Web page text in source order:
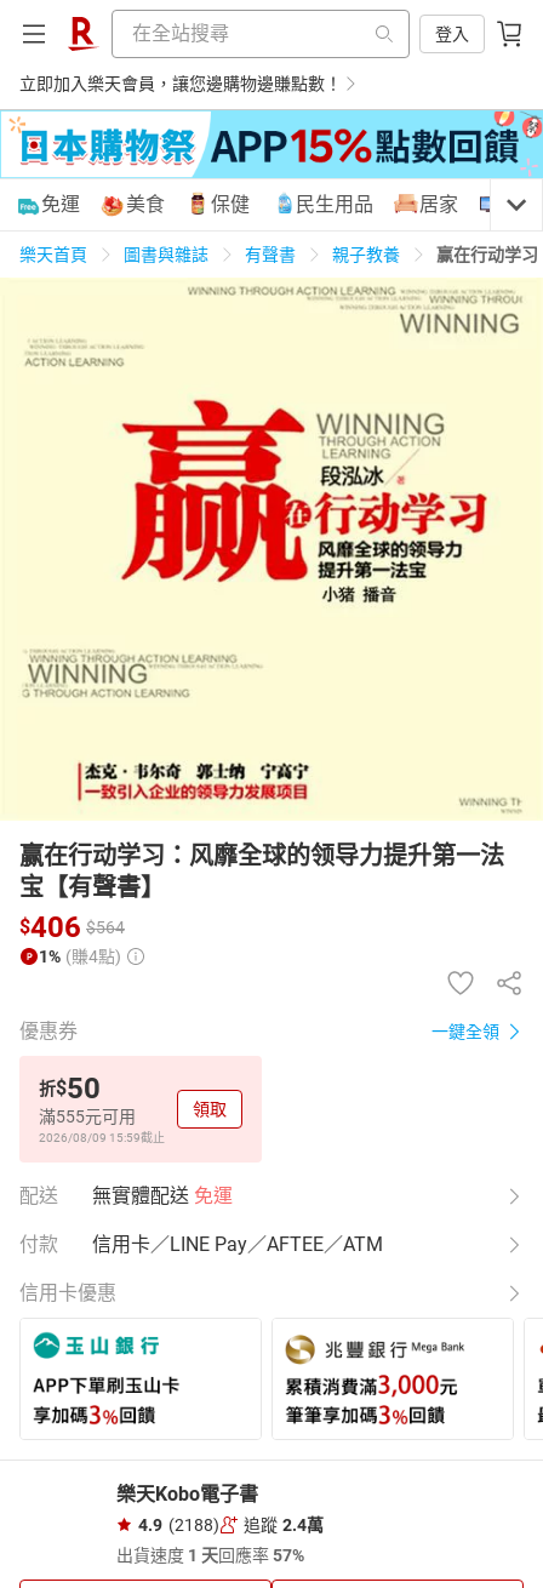
登入
立即加入樂天會員，讓您邊購物邊賺點數！
購物網分類
民生用品
3C家電 運動休閒 親子玩具
化妝保養 情趣用品
HOT
免運 美食 保健 民生用品 居家 3C
樂天首頁 圖書與雜誌 有聲書 親子教養 赢在行动学
赢在行动学习：风靡全球的领导力提升第一法
宝【有聲書】
$406 $564
1% (賺4點)
優惠券 一鍵全領
折$50
滿555元可用
2026/08/09 15:59截止
領取
配送 無實體配送 免運
付款 信用卡／LINE Pay／AFTEE／ATM
信用卡優惠
樂天Kobo電子書
4.9 (2188) 追蹤 2.4萬
出貨速度 1 天回應率57%